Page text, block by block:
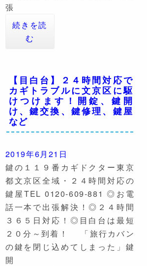
張
続きを読
む
【目白台】２４時間対応で
カギトラブルに文京区に駆
けつけます！開錠、鍵開
け、鍵交換、鍵修理、鍵屋
など
2019年6月21日
鍵の１１９番カギドクター東京
都文京区全域・２４時間対応の
鍵屋TEL 0120-609-881 ◎お電
話一本で出張解決！◎２４時間
３６５日対応！◎目白台は最短
２０分～到着！ 「旅行カバン
の鍵を閉じ込めてしまった」鍵
開